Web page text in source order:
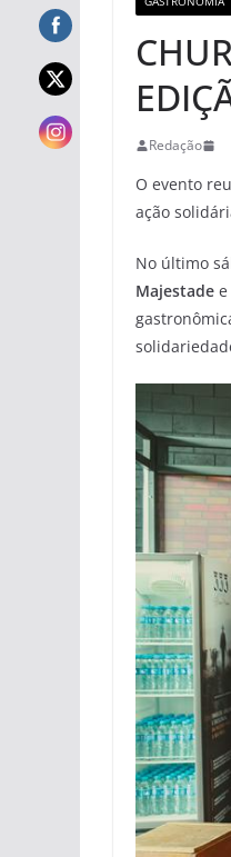
Redação
O evento
ação
No último
Majestade